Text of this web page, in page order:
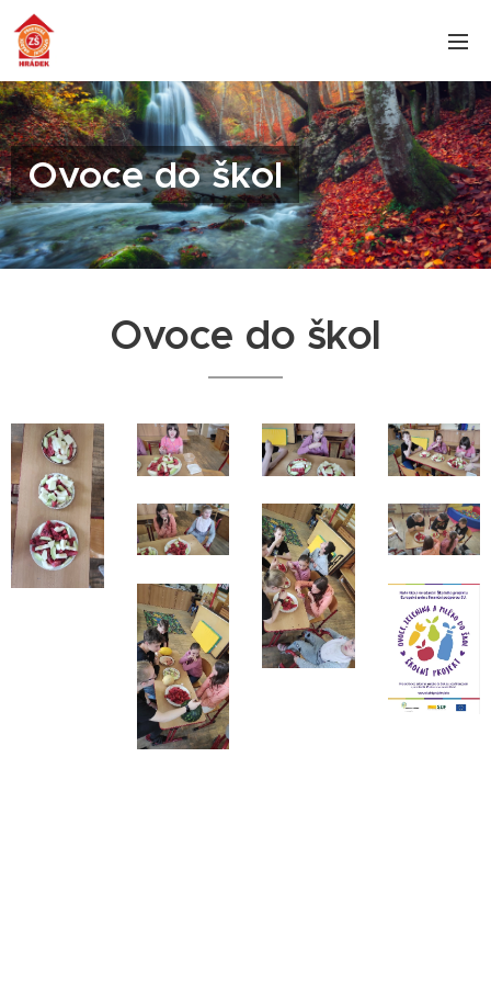
Ovoce do škol
Ovoce do škol